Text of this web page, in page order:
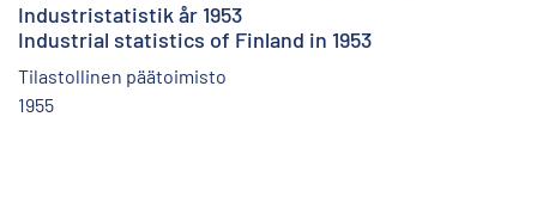
Industristatistik år 1953
Industrial statistics of Finland in 1953
Tilastollinen päätoimisto
1955